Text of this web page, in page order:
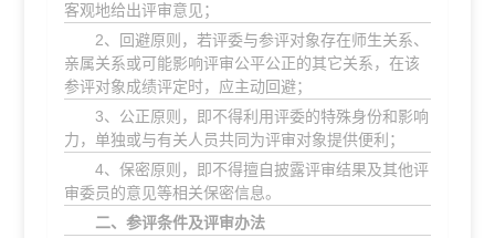
客观地给出评审意见；
2、回避原则，若评委与参评对象存在师生关系、
亲属关系或可能影响评审公平公正的其它关系，在该
参评对象成绩评定时，应主动回避；
3、公正原则，即不得利用评委的特殊身份和影响
力，单独或与有关人员共同为评审对象提供便利；
4、保密原则，即不得擅自披露评审结果及其他评
审委员的意见等相关保密信息。
二、参评条件及评审办法